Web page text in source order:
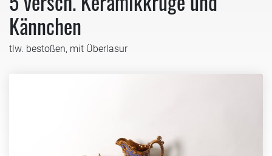
Kännchen
tlw. bestoßen, mit Überlasur